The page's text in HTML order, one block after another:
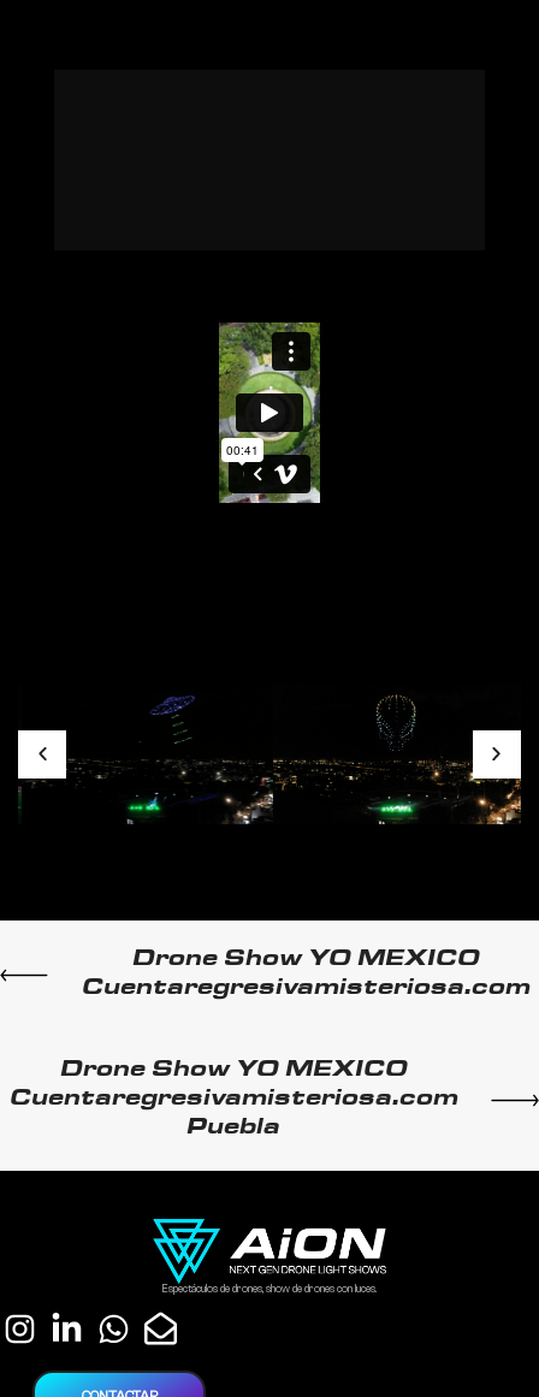
Drone Show YO MEXICO
Cuentaregresivamisteriosa.com
Drone Show YO MEXICO
Cuentaregresivamisteriosa.com
Puebla
Espectáculos de drones, show de drones con luces.